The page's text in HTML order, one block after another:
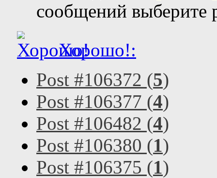
сообщений выберите
Хорошо!:
Post #106372 (5)
Post #106377 (4)
Post #106482 (4)
Post #106380 (1)
Post #106375 (1)